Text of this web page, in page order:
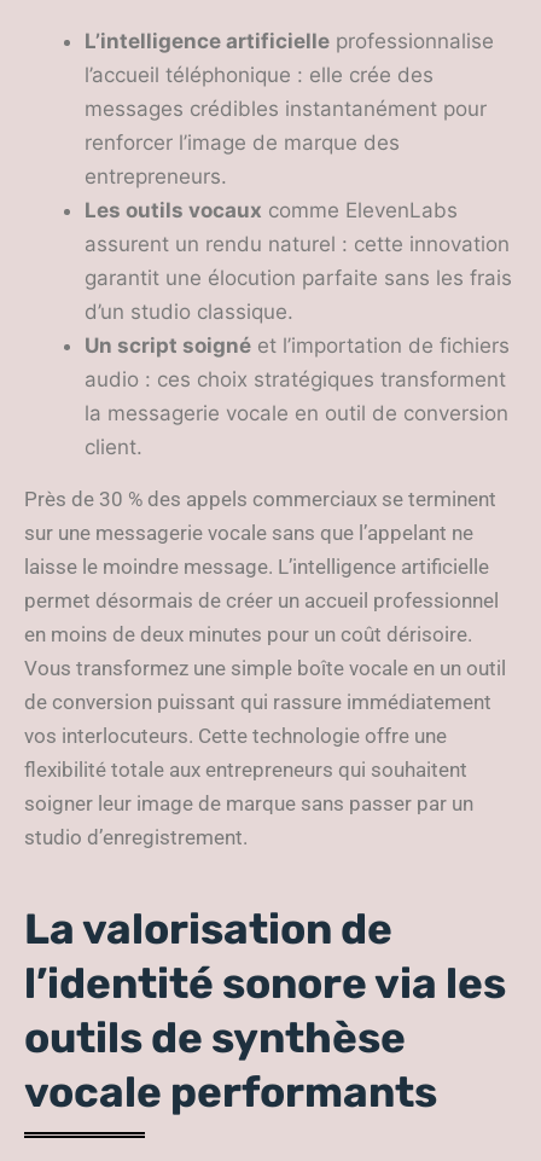
L’intelligence artificielle professionnalise
l’accueil téléphonique : elle crée des
messages crédibles instantanément pour
renforcer l’image de marque des
entrepreneurs.
Les outils vocaux comme ElevenLabs
assurent un rendu naturel : cette innovation
garantit une élocution parfaite sans les frais
d’un studio classique.
Un script soigné et l’importation de fichiers
audio : ces choix stratégiques transforment
la messagerie vocale en outil de conversion
client.
Près de 30 % des appels commerciaux se terminent
sur une messagerie vocale sans que l’appelant ne
laisse le moindre message. L’intelligence artificielle
permet désormais de créer un accueil professionnel
en moins de deux minutes pour un coût dérisoire.
Vous transformez une simple boîte vocale en un outil
de conversion puissant qui rassure immédiatement
vos interlocuteurs. Cette technologie offre une
flexibilité totale aux entrepreneurs qui souhaitent
soigner leur image de marque sans passer par un
studio d’enregistrement.
La valorisation de
l’identité sonore via les
outils de synthèse
vocale performants